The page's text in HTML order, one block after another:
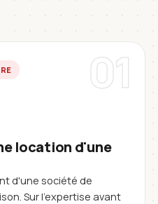
01
location d'une
d'une société de
Sur l'expertise avant